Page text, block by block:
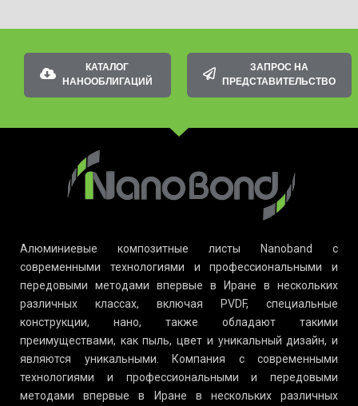
КАТАЛОГ
НАНООБЛИГАЦИЙ
ЗАПРОС НА
ПРЕДСТАВИТЕЛЬСТВО
Алюминиевые композитные листы Nanoband с
современными технологиями и профессиональными и
передовыми методами впервые в Иране в нескольких
различных классах, включая PVDF, специальные
конструкции, нано, также обладают такими
преимуществами, как пыль, цвет и уникальный дизайн, и
являются уникальными. Компания с современными
технологиями и профессиональными и передовыми
методами впервые в Иране в нескольких различных